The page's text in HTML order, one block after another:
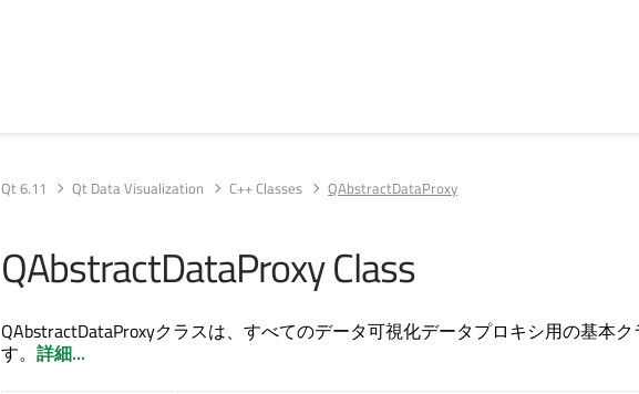
Qt 6.11 Qt Data Visualization C++ Classes QAbstractDataProxy
QAbstractDataProxy Class
QAbstractDataProxyクラスは、すべてのデータ可視化データプロキシ用の基本
す。 詳細...